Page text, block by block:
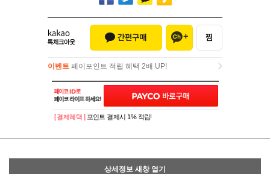
이벤트 페이포인트 적립 혜택 2배 UP!
이벤트페이포인트 적립 혜택 2배 UP!
[ 결제혜택 ] 포인트 결제시 1% 적립!
상세정보 새창 열기